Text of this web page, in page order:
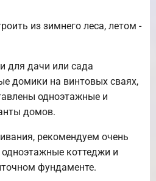
из зимнего леса, летом -
для дачи или сада
домики на винтовых сваях,
одноэтажные и
домов.
рекомендуем очень
коттеджи и
фундаменте.